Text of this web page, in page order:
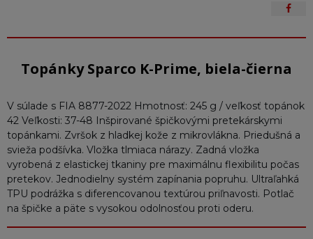
Topánky Sparco K-Prime, biela-čierna
V súlade s FIA 8877-2022 Hmotnosť: 245 g / veľkosť topánok
42 Veľkosti: 37-48 Inšpirované špičkovými pretekárskymi
topánkami. Zvršok z hladkej kože z mikrovlákna. Priedušná a
svieža podšívka. Vložka tlmiaca nárazy. Zadná vložka
vyrobená z elastickej tkaniny pre maximálnu flexibilitu počas
pretekov. Jednodielny systém zapínania popruhu. Ultraľahká
TPU podrážka s diferencovanou textúrou priľnavosti. Potlač
na špičke a päte s vysokou odolnosťou proti oderu.